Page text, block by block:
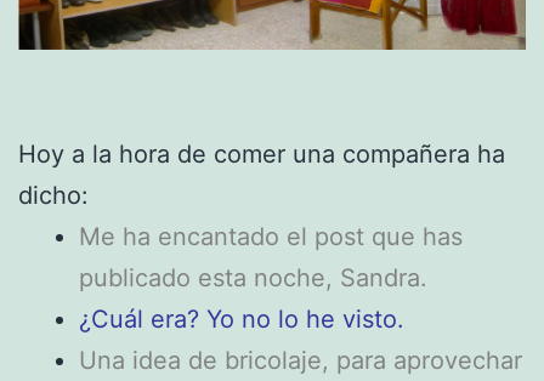
Hoy a la hora de comer una compañera ha
dicho:
Me ha encantado el post que has
publicado esta noche, Sandra.
¿Cuál era? Yo no lo he visto.
Una idea de bricolaje, para aprovechar